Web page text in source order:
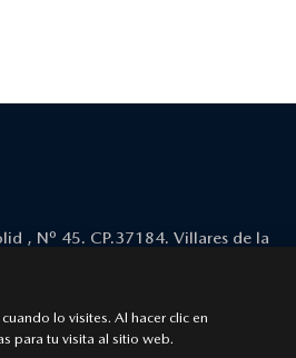
, Nº 45. CP.37184. Villares de la
Ley de Servicios Digitales
All In Media
lo visites. Al hacer clic en
para tu visita al sitio web.